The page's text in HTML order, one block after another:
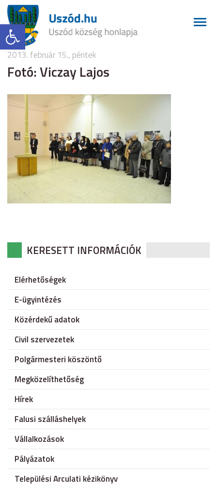
Eszköztár megnyitása
2013. február 15., péntek
Fotó: Viczay Lajos
KERESETT INFORMÁCIÓK
Elérhetőségek
E-ügyintézés
Közérdekű adatok
Civil szervezetek
Polgármesteri köszöntő
Megközelíthetőség
Hírek
Falusi szálláshelyek
Vállalkozások
Pályázatok
Települési Arculati kézikönyv